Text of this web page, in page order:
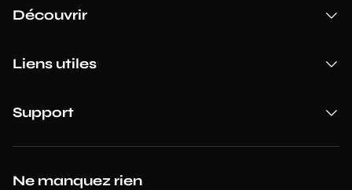
Ne manquez rien
Découvrir
Liens utiles
Support